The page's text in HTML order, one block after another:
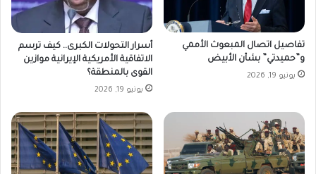
تفاصيل اتصال المبعوث الأممي
و”حميدتي” بشأن الأبيض
يونيو 19, 2026
أسرار التحولات الكبرى.. كيف ترسم
الاتفاقية الأمريكية الإيرانية موازين
القوى بالمنطقة؟
يونيو 19, 2026